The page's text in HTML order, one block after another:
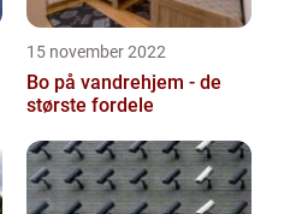
15 november 2022
Bo på vandrehjem - de
største fordele